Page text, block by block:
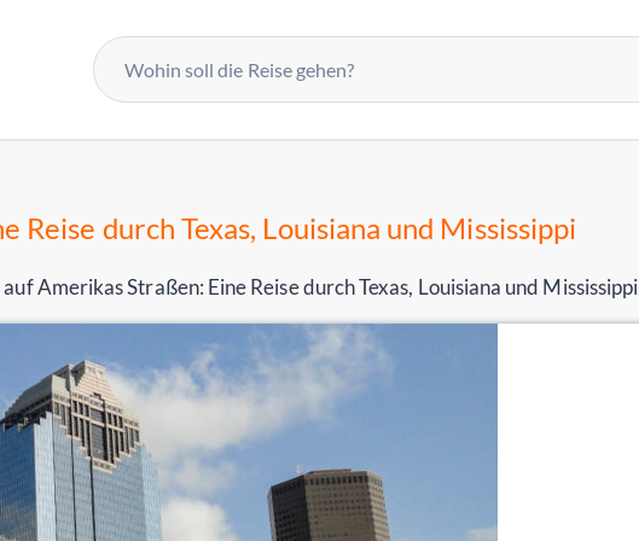
Reise durch Texas, Louisiana und Mississippi
Amerikas Straßen: Eine Reise durch Texas, Louisiana und Mississippi